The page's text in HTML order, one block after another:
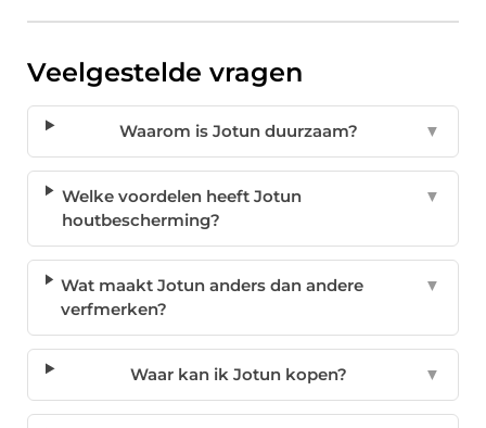
Veelgestelde vragen
Waarom is Jotun duurzaam? ▼
Welke voordelen heeft Jotun
houtbescherming?
▼
Wat maakt Jotun anders dan andere
verfmerken?
▼
Waar kan ik Jotun kopen? ▼